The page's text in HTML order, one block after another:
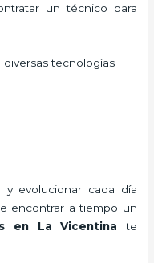
un técnico para
tecnologías
y evolucionar cada día
encontrar a tiempo un
en La Vicentina te